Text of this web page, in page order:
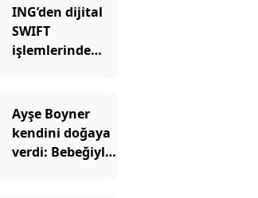
ING’den dijital
SWIFT
işlemlerinde
Ayşe Boyner
kendini doğaya
verdi: Bebeğiyle